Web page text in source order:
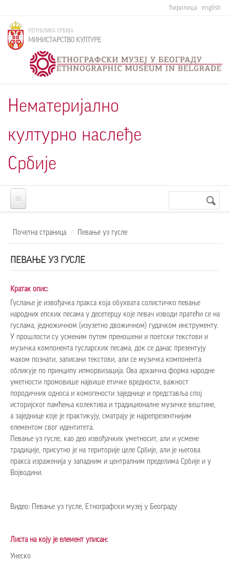
ћирилица english
РЕПУБЛИКА СРБИЈА
МИНИСТАРСТВО КУЛТУРЕ
Нематеријално
културно наслеђе
Србије
Почетна страница Певање уз гусле
ПЕВАЊЕ УЗ ГУСЛЕ
Кратак опис:
Гуслање је извођачка пракса која обухвата солистичко певање
народних епских песама у десетерцу које певач изводи пратећи се на
гуслама, једножичном (изузетно двожичном) гудачком инструменту.
У прошлости су усменим путем преношени и поетски текстови и
музичка компонента гусларских песама, док се данас презентују
махом познати, записани текстови, али се музичка компонента
обликује по принципу ипморвизација. Ова архаична форма народне
уметности промовише највише етичке вредности, важност
породичних односа и хомогености заједнице и представља спој
историјског памћења колектива и традиционалне музичке вештине,
а заједнице које је практикују, сматрају је најрепрезентнијим
елементом свог идентитета.
Певање уз гусле, као део извођачких уметносит, али и усмене
традиције, присутно је на територије целе Србије, али је његова
пракса израженија у западним и централним пределима Србије и у
Војводини.
Видео: Певање уз гусле, Етнографски музеј у Београду
Листа на коју је елемент уписан:
Унеско